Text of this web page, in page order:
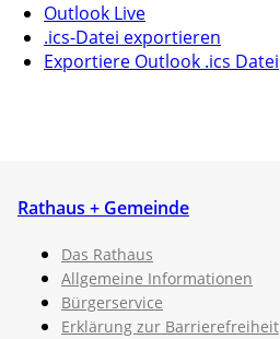
Outlook Live
.ics-Datei exportieren
Exportiere Outlook .ics Datei
Rathaus + Gemeinde
Das Rathaus
Allgemeine Informationen
Bürgerservice
Erklärung zur Barrierefreiheit